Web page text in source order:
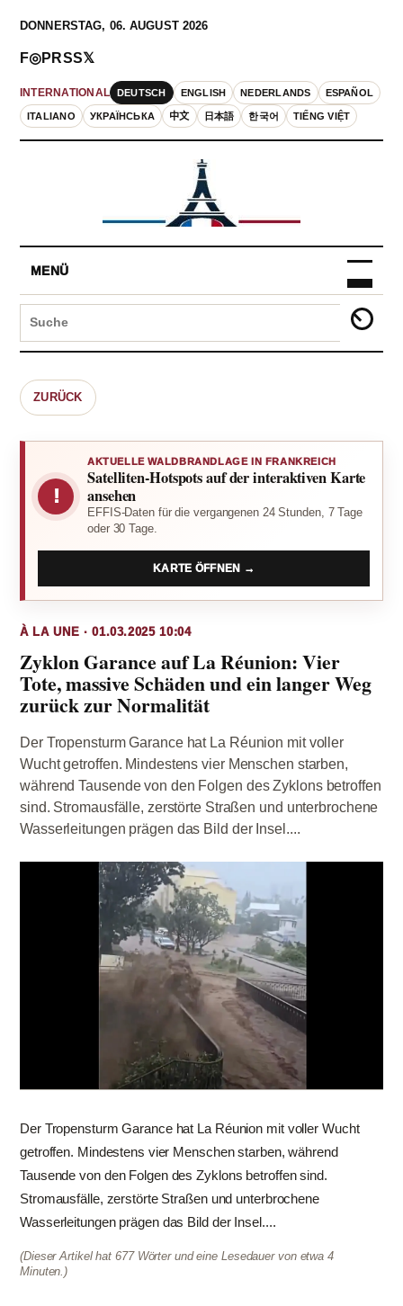
DONNERSTAG, 06. AUGUST 2026
INTERNATIONAL DEUTSCH ENGLISH NEDERLANDS ESPAÑOL
ITALIANO УКРАЇНСЬКА 中文 日本語 한국어 TIẾNG VIỆT
F◎PRSS𝕏
MENÜ
ZURÜCK
!
AKTUELLE WALDBRANDLAGE IN FRANKREICH
Satelliten-Hotspots auf der interaktiven Karte
ansehen
EFFIS-Daten für die vergangenen 24 Stunden, 7 Tage
oder 30 Tage.
KARTE ÖFFNEN →
À LA UNE · 01.03.2025 10:04
Zyklon Garance auf La Réunion: Vier
Tote, massive Schäden und ein langer Weg
zurück zur Normalität
Der Tropensturm Garance hat La Réunion mit voller
Wucht getroffen. Mindestens vier Menschen starben,
während Tausende von den Folgen des Zyklons betroffen
sind. Stromausfälle, zerstörte Straßen und unterbrochene
Wasserleitungen prägen das Bild der Insel....
Der Tropensturm Garance hat La Réunion mit voller Wucht
getroffen. Mindestens vier Menschen starben, während
Tausende von den Folgen des Zyklons betroffen sind.
Stromausfälle, zerstörte Straßen und unterbrochene
Wasserleitungen prägen das Bild der Insel....
(Dieser Artikel hat 677 Wörter und eine Lesedauer von etwa 4
Minuten.)